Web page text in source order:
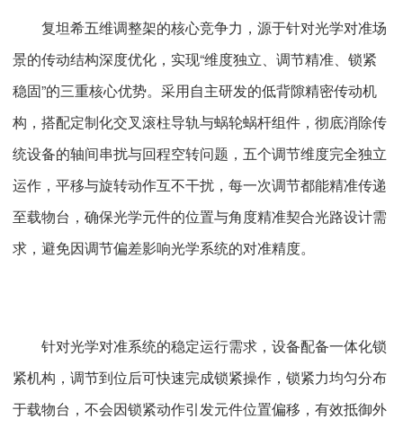
复坦希五维调整架的核心竞争力，源于针对光学对准场
景的传动结构深度优化，实现“维度独立、调节精准、锁紧
稳固”的三重核心优势。采用自主研发的低背隙精密传动机
构，搭配定制化交叉滚柱导轨与蜗轮蜗杆组件，彻底消除传
统设备的轴间串扰与回程空转问题，五个调节维度完全独立
运作，平移与旋转动作互不干扰，每一次调节都能精准传递
至载物台，确保光学元件的位置与角度精准契合光路设计需
求，避免因调节偏差影响光学系统的对准精度。
针对光学对准系统的稳定运行需求，设备配备一体化锁
紧机构，调节到位后可快速完成锁紧操作，锁紧力均匀分布
于载物台，不会因锁紧动作引发元件位置偏移，有效抵御外